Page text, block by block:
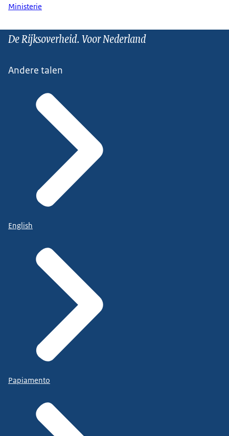
Ministerie
De Rijksoverheid. Voor Nederland
Andere talen
English
Papiamento